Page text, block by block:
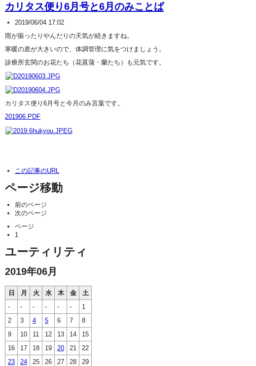
カリタス便り6月号と6月のみことば
2019/06/04 17:02
雨が振ったりやんだりの天気が続きますね。
寒暖の差が大きいので、体調管理に気をつけましょう。
診療所玄関のお花たち（花菖蒲・蘭たち）も元気です。
カリタス便り6月号と今月のみ言葉です。
201906.PDF
この記事のURL
ページ移動
前のページ
次のページ
ページ
1
ユーティリティ
2019年06月
日 月 火 水 木 金
土
-
- - - - -
1
2
3 4 5 6 7
8
9
10 11 12 13 14
15
16
17 18 19 20 21
22
23
24 25 26 27 28
29